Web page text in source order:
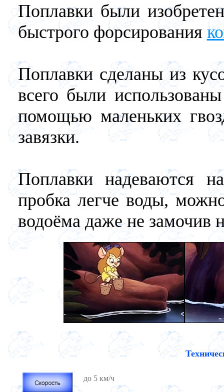
Поплавки были
быстрого форсирования
Поплавки сделаны из
всего были
помощью маленьких
завязки.
Поплавки надеваются
пробка легче воды,
водоёма даже не замочив
до 5 км/ч